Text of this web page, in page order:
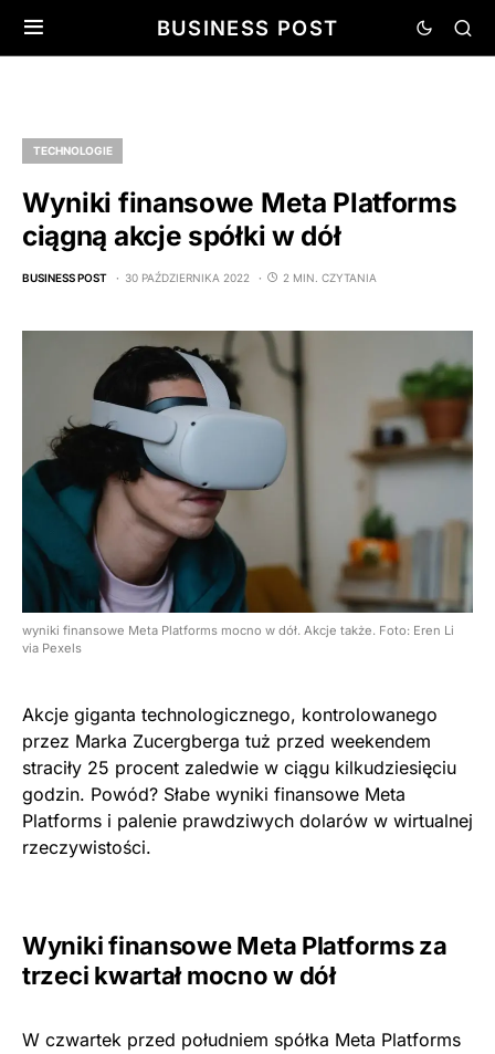
BUSINESS POST
TECHNOLOGIE
Wyniki finansowe Meta Platforms
ciągną akcje spółki w dół
BUSINESS POST 30 PAŹDZIERNIKA 2022 2 MIN. CZYTANIA
wyniki finansowe Meta Platforms mocno w dół. Akcje także. Foto: Eren Li
via Pexels
Akcje giganta technologicznego, kontrolowanego
przez Marka Zucergberga tuż przed weekendem
straciły 25 procent zaledwie w ciągu kilkudziesięciu
godzin. Powód? Słabe wyniki finansowe Meta
Platforms i palenie prawdziwych dolarów w wirtualnej
rzeczywistości.
Wyniki finansowe Meta Platforms za
trzeci kwartał mocno w dół
W czwartek przed południem spółka Meta Platforms